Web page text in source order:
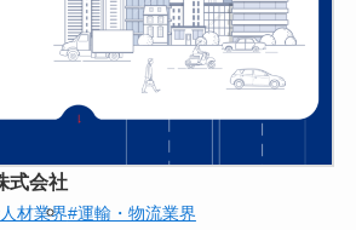
式会社
材業界#運輸・物流業界